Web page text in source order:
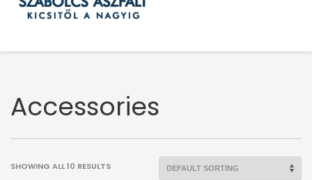
Accessories
SHOWING ALL 10 RESULTS